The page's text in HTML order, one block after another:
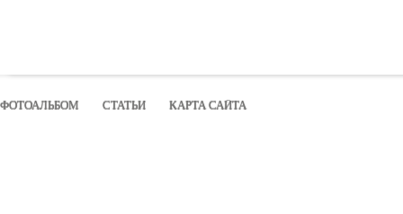
ФОТОАЛЬБОМ СТАТЬИ КАРТА САЙТА